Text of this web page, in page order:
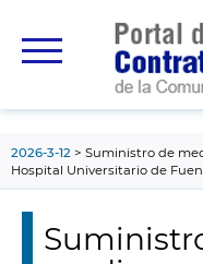
principal
2026-3-12
Suministro de
Hospital Universitario de